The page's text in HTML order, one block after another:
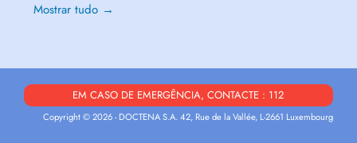
Mostrar tudo →
EM CASO DE EMERGÊNCIA, CONTACTE : 112
Copyright © 2026 - DOCTENA S.A. 42, Rue de la Vallée, L-2661 Luxembourg